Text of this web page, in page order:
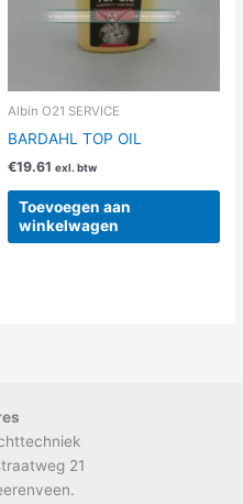
Albin O21 SERVICE
BARDAHL TOP OIL
€19.61 exl. btw
Toevoegen aan
winkelwagen
21